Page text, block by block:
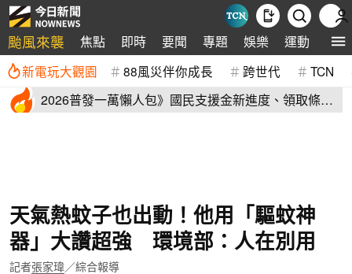
颱風來襲 焦點 即時 要聞 專題 娛樂 運動 全球
新電玩大觀園 88風災伴你成長 跨世代 TCN
2026普發一萬懶人包》國民支援金新進度、領取條
天氣熱蚊子也出動！他用「驅蚊神
器」大讚超強 環境部：人在別用
記者張家瑋／綜合報導